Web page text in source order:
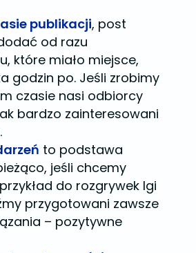
publikacji, post
od razu
które miało miejsce,
godzin po. Jeśli zrobimy
czasie nasi odbiorcy
bardzo zainteresowani
to podstawa
jeśli chcemy
do rozgrywek Igi
przygotowani zawsze
– pozytywne